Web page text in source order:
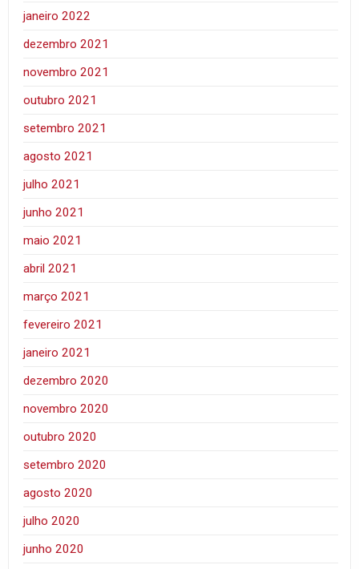
janeiro 2022
dezembro 2021
novembro 2021
outubro 2021
setembro 2021
agosto 2021
julho 2021
junho 2021
maio 2021
abril 2021
março 2021
fevereiro 2021
janeiro 2021
dezembro 2020
novembro 2020
outubro 2020
setembro 2020
agosto 2020
julho 2020
junho 2020